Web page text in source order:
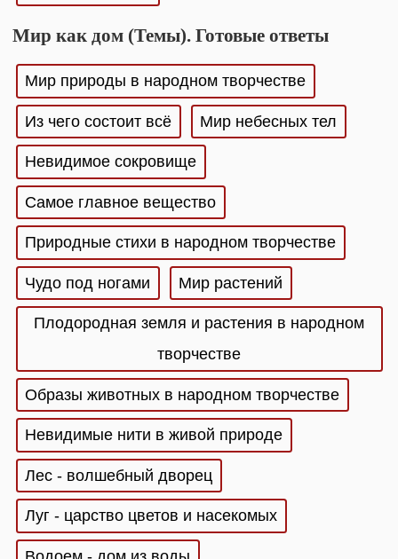
Мир как дом (Темы). Готовые ответы
Мир природы в народном творчестве
Из чего состоит всё Мир небесных тел
Невидимое сокровище
Самое главное вещество
Природные стихи в народном творчестве
Чудо под ногами Мир растений
Плодородная земля и растения в народном
творчестве
Образы животных в народном творчестве
Невидимые нити в живой природе
Лес - волшебный дворец
Луг - царство цветов и насекомых